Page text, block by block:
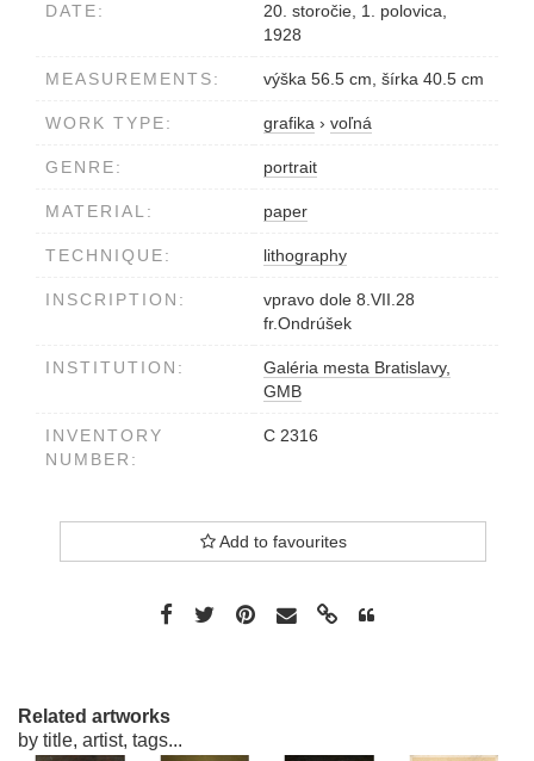
DATE:
20. storočie, 1. polovica,
1928
MEASUREMENTS: výška 56.5 cm, šírka 40.5 cm
WORK TYPE: grafika › voľná
GENRE: portrait
MATERIAL: paper
TECHNIQUE: lithography
INSCRIPTION:
vpravo dole 8.VII.28
fr.Ondrúšek
INSTITUTION:
Galéria mesta Bratislavy,
GMB
INVENTORY
NUMBER:
C 2316
Add to favourites
Related artworks
by title, artist, tags...